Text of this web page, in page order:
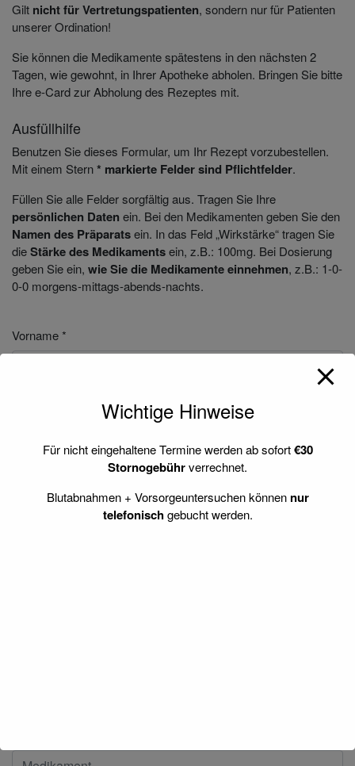
Gilt nicht für Vertretungspatienten, sondern nur für Patienten
unserer Ordination!
Sie können die Medikamente spätestens in den nächsten 2
Tagen, wie gewohnt, in Ihrer Apotheke abholen. Bringen Sie bitte
Ihre e-Card zur Abholung des Rezeptes mit.
Ausfüllhilfe
Benutzen Sie dieses Formular, um Ihr Rezept vorzubestellen.
Mit einem Stern* markierte Felder sind Pflichtfelder.
Füllen Sie alle Felder sorgfältig aus. Tragen Sie Ihre
persönlichen Daten ein. Bei den Medikamenten geben Sie den
Namen des Präparatsein. In das Feld „Wirkstärke“ tragen Sie
dieStärke des Medikamentsein, z.B.: 100mg. Bei Dosierung
geben Sie ein, wie Sie die Medikamente einnehmen, z.B.: 1-0-
0-0 morgens-mittags-abends-nachts.
Vorname *
Versicherungsnummer und Geburtsdatum *
Wichtige Hinweise
Für nicht eingehaltene Termine werden ab sofort€30
Stornogebührverrechnet.
Blutabnahmen + Vorsorgeuntersuchen können nur
telefonischgebucht werden.